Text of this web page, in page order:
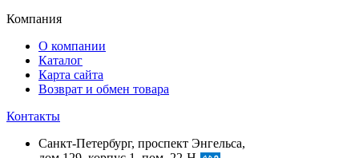
Компания
О компании
Каталог
Карта сайта
Возврат и обмен товара
Контакты
Санкт-Петербург, проспект Энгельса,